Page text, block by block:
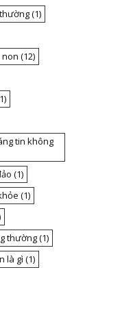
(1)
(12)
tin không
(1)
(1)
thường(1)
là gì (1)